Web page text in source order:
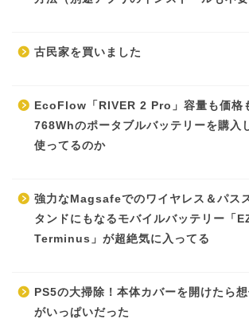
古民家を買いました
EcoFlow「RIVER 2 Pro」容量も価格
768Whのポータブルバッテリーを購入
使ってるのか
強力なMagsafeでのワイヤレス＆パス
タンドにもなるモバイルバッテリー「
Terminus」が超絶気に入ってる
PS5の大掃除！本体カバーを開けたら
がいっぱいだった